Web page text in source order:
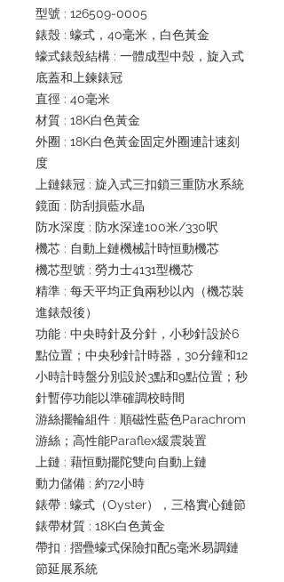
型號 : 126509-0005
錶殼 : 蠔式，40毫米，白色黃金
蠔式錶殼結構 : 一體成型中殼，旋入式
底蓋和上鍊錶冠
直徑 : 40毫米
材質 : 18K白色黃金
外圈 : 18K白色黃金固定外圈連計速刻
度
上鏈錶冠 : 旋入式三扣鎖三重防水系統
鏡面 : 防刮損藍水晶
防水深度 : 防水深達100米/330呎
機芯 : 自動上鏈機械計時恒動機芯
機芯型號 : 勞力士4131型機芯
精準 : 每天平均正負兩秒以內（機芯裝
進錶殼後）
功能 : 中央時針及分針，小秒針設於6
點位置；中央秒針計時器，30分鐘和12
小時計時盤分別設於3點和9點位置；秒
針暫停功能以準確調校時間
游絲擺輪組件 : 順磁性藍色Parachrom
游絲；高性能Paraflex緩震裝置
上鏈 : 藉恒動擺陀雙向自動上鏈
動力儲備 : 約72小時
錶帶 : 蠔式（Oyster），三格實心鏈節
錶帶材質 : 18K白色黃金
帶扣 : 摺疊蠔式保險扣配5毫米易調鏈
節延展系統